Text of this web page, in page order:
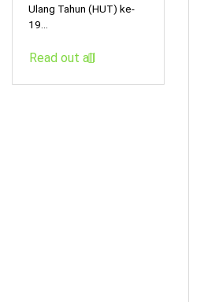
Ulang Tahun (HUT) ke-
19...
Read out all